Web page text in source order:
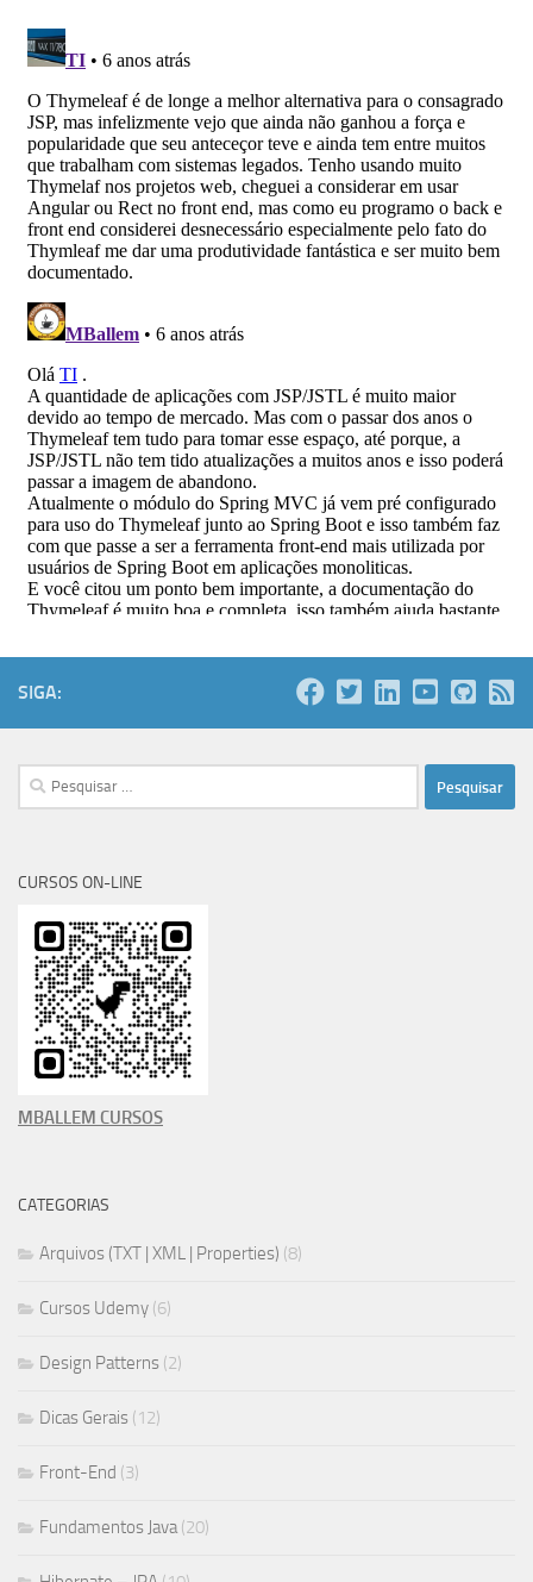
SIGA:
Pesquisar
por:
CURSOS ON-LINE
MBALLEM CURSOS
CATEGORIAS
Arquivos (TXT | XML | Properties) (8)
Cursos Udemy (6)
Design Patterns (2)
Dicas Gerais (12)
Front-End (3)
Fundamentos Java(20)